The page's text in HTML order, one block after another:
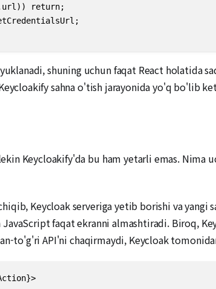
return;
shuning uchun faqat React holatida
sahna o'tish jarayonida yo'q bo'lib
Keycloakify'da bu ham yetarli emas. Nima
Keycloak serveriga yetib borishi va yangi
faqat ekranni almashtiradi. Biroq,
API'ni chaqirmaydi, Keycloak